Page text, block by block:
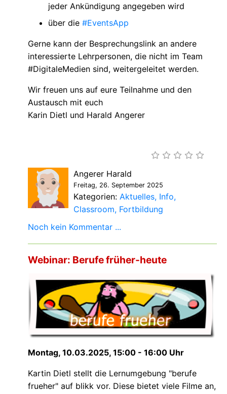
jeder Ankündigung angegeben wird
über die #EventsApp
Gerne kann der Besprechungslink an andere
interessierte Lehrpersonen, die nicht im Team
#DigitaleMedien sind, weitergeleitet werden.
Wir freuen uns auf eure Teilnahme und den
Austausch mit euch
Karin Dietl und Harald Angerer
Angerer Harald
Freitag, 26. September 2025
Kategorien: Aktuelles Info
Classroom Fortbildung
Noch kein Kommentar ...
Webinar: Berufe früher-heute
Montag, 10.03.2025, 15:00 - 16:00 Uhr
Kartin Dietl stellt die Lernumgebung "berufe
frueher" auf blikk vor. Diese bietet viele Filme an,